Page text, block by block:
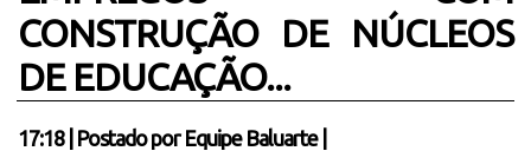
CONSTRUÇÃO DE NÚCLEOS
DE EDUCAÇÃO...
17:18| Postado por Equipe Baluarte